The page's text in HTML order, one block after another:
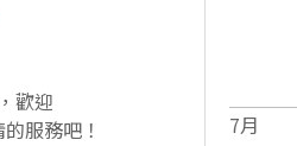
歡迎
服務吧！
7月